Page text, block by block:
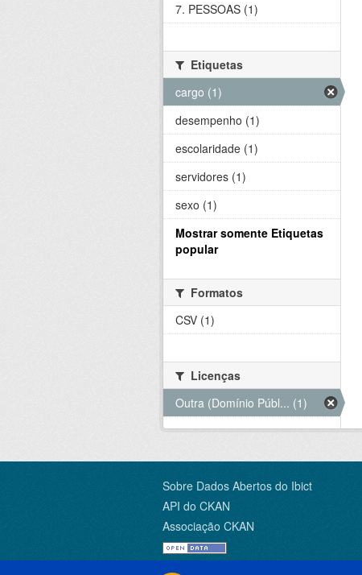
7. PESSOAS (1)
Etiquetas
cargo (1)
desempenho (1)
escolaridade (1)
servidores (1)
sexo (1)
Mostrar somente Etiquetas
popular
Formatos
CSV (1)
Licenças
Outra (Domínio Públ... (1)
Sobre Dados Abertos do Ibict
API do CKAN
Associação CKAN